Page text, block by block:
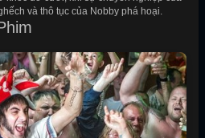
và thô tục của Nobby phá hoại.